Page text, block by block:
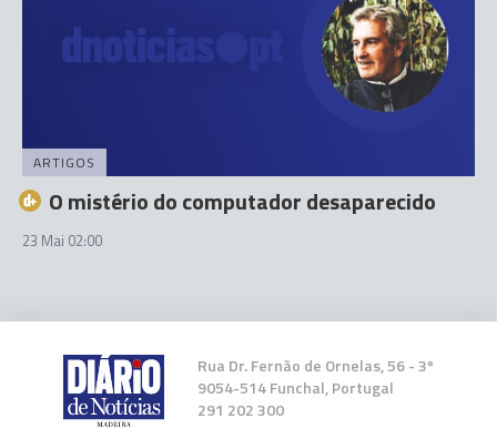
ARTIGOS
O mistério do computador desaparecido
23 Mai 02:00
Rua Dr. Fernão de Ornelas, 56 - 3º
9054-514 Funchal, Portugal
291 202 300